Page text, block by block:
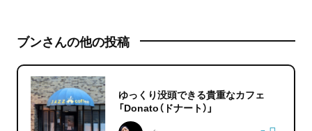
ブンさんの他の投稿
ゆっくり没頭できる貴重なカフェ
「Donato（ドナート）」